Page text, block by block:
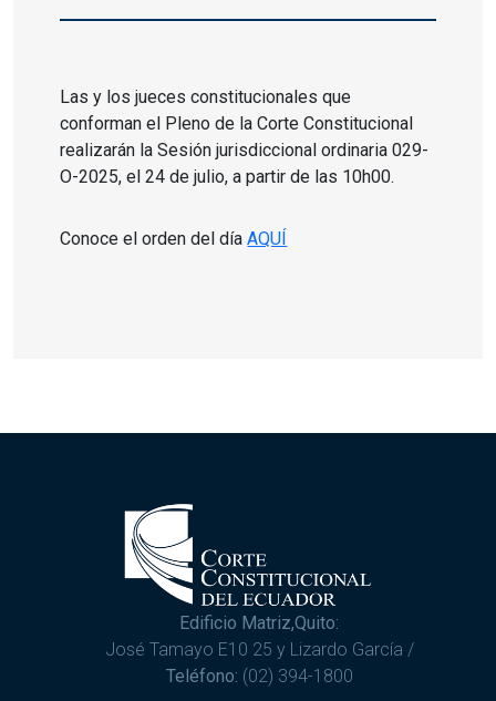
Las y los jueces constitucionales que
conforman el Pleno de la Corte Constitucional
realizarán la Sesión jurisdiccional ordinaria 029-
O-2025, el 24 de julio, a partir de las 10h00.
Conoce el orden del díaAQUÍ
Edificio Matriz,Quito:
José Tamayo E10 25 y Lizardo García /
Teléfono: (02) 394-1800